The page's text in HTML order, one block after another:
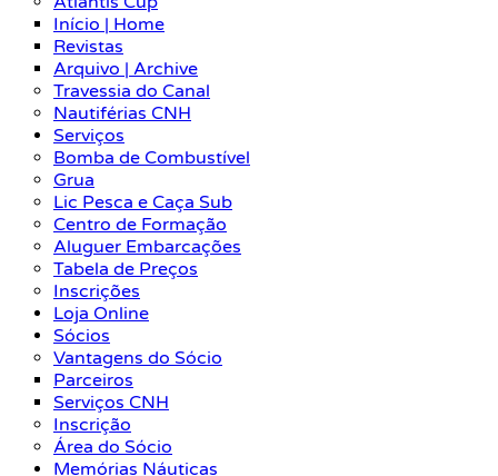
Início | Home
Revistas
Arquivo | Archive
Travessia do Canal
Nautiférias CNH
Serviços
Bomba de Combustível
Grua
Lic Pesca e Caça Sub
Centro de Formação
Aluguer Embarcações
Tabela de Preços
Inscrições
Loja Online
Sócios
Vantagens do Sócio
Parceiros
Serviços CNH
Inscrição
Área do Sócio
Memórias Náuticas